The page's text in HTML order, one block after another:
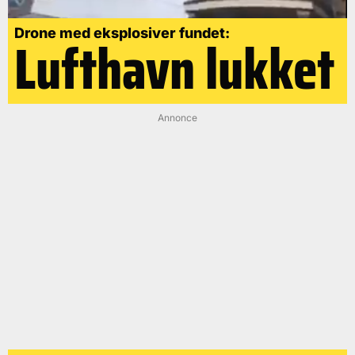
Drone med eksplosiver fundet:
Lufthavn lukket
Annonce